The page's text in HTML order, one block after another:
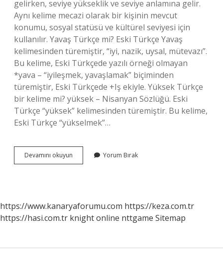
gelirken, seviye yükseklik ve seviye anlamına gelir.
Aynı kelime mecazi olarak bir kişinin mevcut
konumu, sosyal statüsü ve kültürel seviyesi için
kullanılır. Yavaş Türkçe mi? Eski Türkçe Yavaş
kelimesinden türemiştir, “iyi, nazik, uysal, mütevazı”.
Bu kelime, Eski Türkçede yazılı örneği olmayan
*yava – “iyileşmek, yavaşlamak” biçiminden
türemiştir, Eski Türkçede +Iş ekiyle. Yüksek Türkçe
bir kelime mi? yüksek – Nisanyan Sözlüğü. Eski
Türkçe “yüksek” kelimesinden türemiştir. Bu kelime,
Eski Türkçe “yükselmek”…
Devamını okuyun
Kelimesi
Yorum Bırak
https://www.kanaryaforumu.com https://keza.com.tr
https://hasi.com.tr knight online nttgame Sitemap